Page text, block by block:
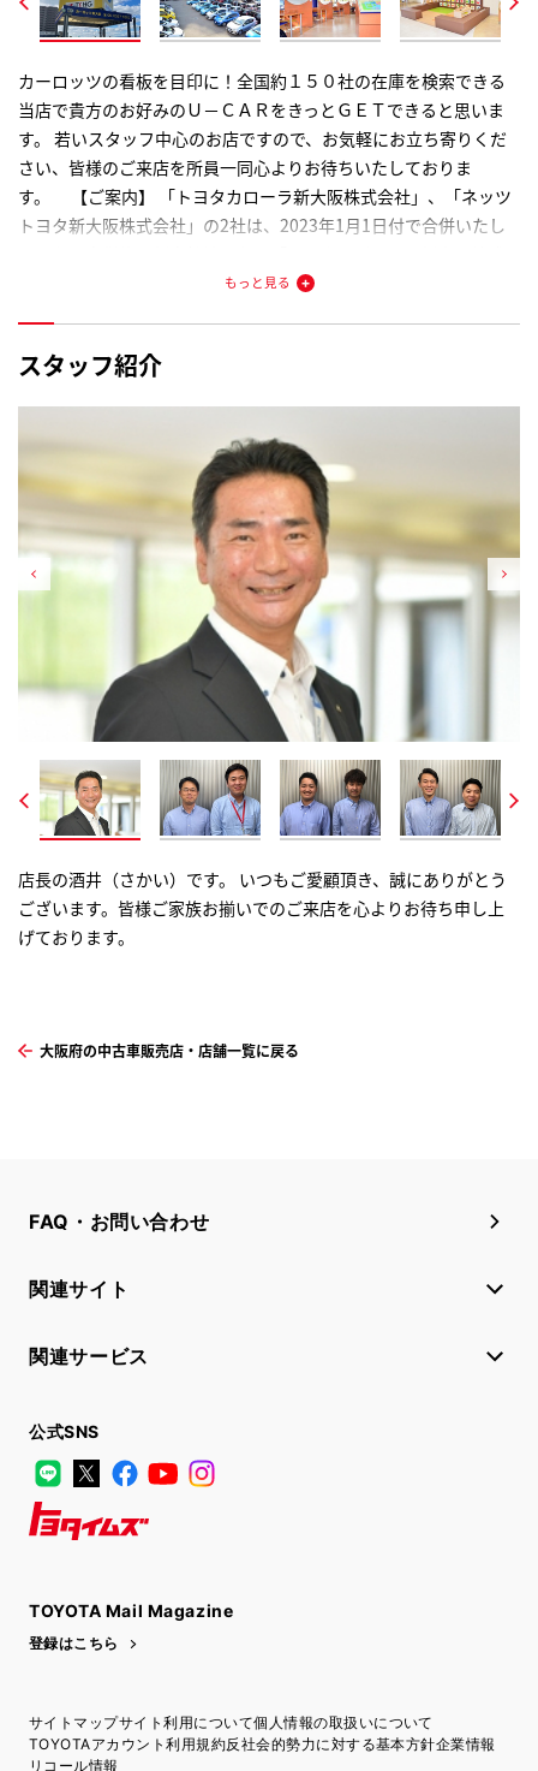
カーロッツの看板を目印に！全国約１５０社の在庫を検索できる
当店で貴方のお好みのＵ－ＣＡＲをきっとＧＥＴできると思いま
す。 若いスタッフ中心のお店ですので、お気軽にお立ち寄りくだ
さい、皆様のご来店を所員一同心よりお待ちいたしておりま
す。 【ご案内】 「トヨタカローラ新大阪株式会社」、「ネッツ
トヨタ新大阪株式会社」の2社は、2023年1月1日付で合併いたし
会社」となります。地域に根差す企業として一層向上したサービ
もっと見る
コンパクトカーから人気のワンボックスカーに話題のハイブリッ
ド車まで、豊富な展示台数で展示していますので色々ご検討して
頂けます♪ 入れ替わりが激しいので、ご希望のお車のリクエスト
などお聞きしてお探しすることも可能です！是非、お車探しはカ
ーロッツで！
ゆったりおくつろぎ出来るショールームです。テーブルには、全国
の在庫を検索できるパソコンも完備しておりますので、大変便利
です。ゆったり出来るショールームに是非お立ち寄りください。
お子様も退屈しない、キッズコーナーです。 長く商談しても大丈
夫です、除菌もしており安心してお子様も遊んで頂けます！
サービス工場もございます。 お乗りいただいてからのメンテナン
スもご安心下さい。
スタッフ紹介
店長の酒井（さかい）です。 いつもご愛顧頂き、誠にありがとう
ございます。皆様ご家族お揃いでのご来店を心よりお待ち申し上
げております。
(左）営業スタッフの吉田(よしだ)です。 ご来店お待ちしており
ます。 (右）営業スタッフの篠田（しのだ）です U-Car専門スタ
ッフとして経験を生かして、 必ず一番のお車選びをさせて頂き
(左）営業スタッフの増田(ますだ)です。 ご来店の際はお気軽に
お声掛けください (右）営業スタッフの矢間(やざま)です。 ご来
店お待ちしております
(左）営業スタッフの楊(よう）です。 お客様のお力になれる様一
生懸命頑張ります。 (右）営業スタッフの陳（ちん）です お気軽
にご相談ください。
営業スタッフの黒瀬（くろせ）です。 お客様のカーライフのお手
伝いができるように頑張ります！ よろしくお願いします。
大阪府の中古車販売店・店舗一覧に戻る
FAQ・お問い合わせ
関連サイト
関連サービス
公式SNS
LINE
X FacebookYouTube
TOYOTA Mail Magazine
登録はこちら
サイトマップサイト利用について個人情報の取扱いについて
TOYOTAアカウント利用規約反社会的勢力に対する基本方針企業情報
リコール情報